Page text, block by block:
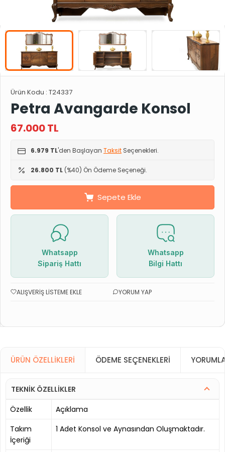
Ürün Kodu : T24337
Petra Avangarde Konsol
67.000TL
6.979 TL'den Başlayan Taksit Seçenekleri.
26.800 TL (%40) Ön Ödeme Seçeneği.
Sepete Ekle
Whatsapp
Sipariş Hattı
Whatsapp
Bilgi Hattı
ALIŞVERIŞ LISTEME EKLE YORUM YAP
ÜRÜN ÖZELLIKLERI ÖDEME SEÇENEKLERI
TEKNİK ÖZELLİKLER
Özellik
Açıklama
Takım
İçeriği
1 Adet Konsol ve Aynasından Oluşmaktadır.